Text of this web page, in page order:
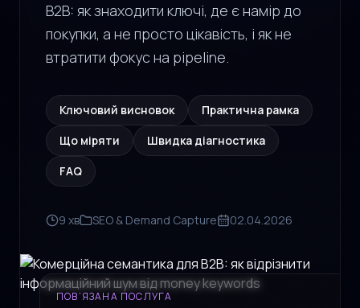
B2B: як знаходити ключі, де є намір до
покупки, а не просто цікавість, і як не
втратити фокус на pipeline.
Ключовий висновок
Практична рамка
Що міряти
Швидка діагностика
FAQ
9 хв SEO & Demand Capture 02.04.2026
ПОВ’ЯЗАНА ПОСЛУГА